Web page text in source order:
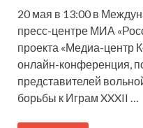
20 мая в 13:00 в
пресс-центре МИА
проекта «Медиа-центр
онлайн-конференция,
представителей
борьбы к Играм XXXII …